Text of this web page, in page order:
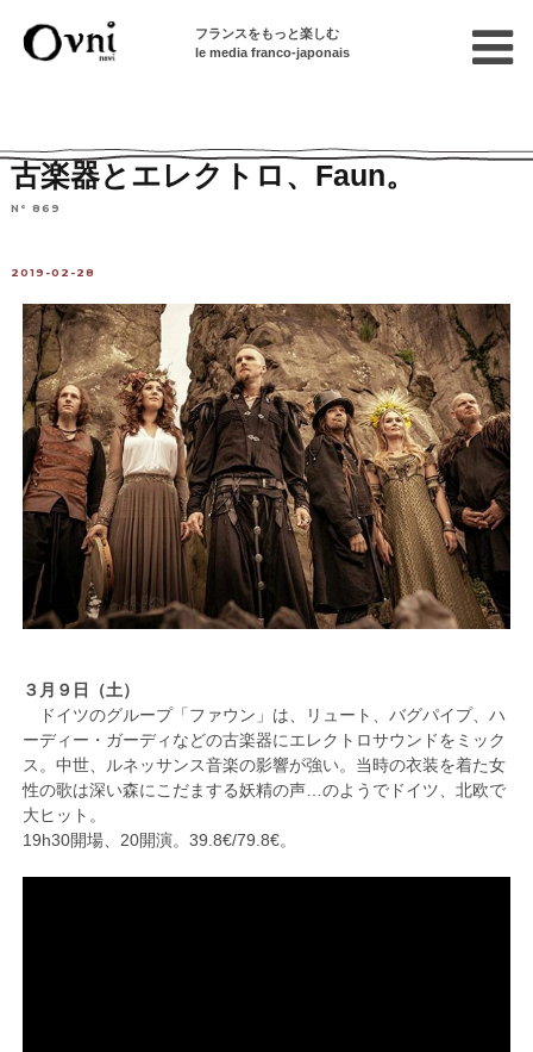
フランスをもっと楽しむ
le media franco-japonais
古楽器とエレクトロ、Faun。
N° 869
2019-02-28
３月９日（土）
ドイツのグループ「ファウン」は、リュート、バグパイプ、ハ
ーディー・ガーディなどの古楽器にエレクトロサウンドをミック
ス。中世、ルネッサンス音楽の影響が強い。当時の衣装を着た女
性の歌は深い森にこだまする妖精の声…のようでドイツ、北欧で
大ヒット。
19h30開場、20開演。39.8€/79.8€。